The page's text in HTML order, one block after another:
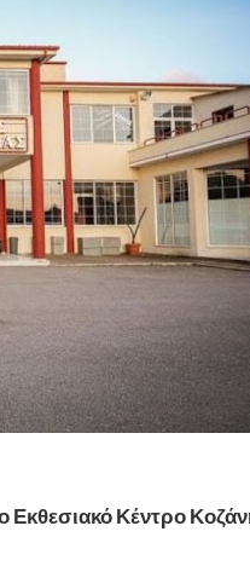
Εκθεσιακό Κέντρο